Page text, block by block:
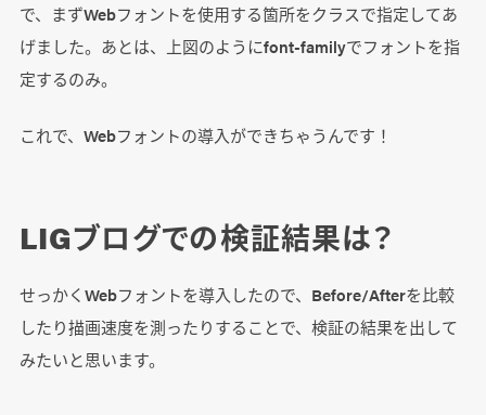
で、まずWebフォントを使用する箇所をクラスで指定してあ
げました。あとは、上図のようにfont-familyでフォントを指
定するのみ。
これで、Webフォントの導入ができちゃうんです！
LIGブログでの検証結果は？
せっかくWebフォントを導入したので、Before/Afterを比較
したり描画速度を測ったりすることで、検証の結果を出して
みたいと思います。